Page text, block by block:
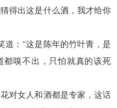
得出这是什么酒，我才给你
：“这是陈年的竹叶青，是
都嗅不出，只怕就真的该死
对女人和酒都是专家，这话